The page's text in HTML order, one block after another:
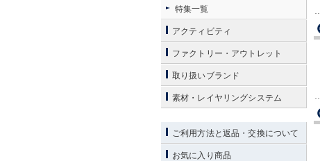
特集一覧
アクティビティ
ファクトリー・アウトレット
取り扱いブランド
素材・レイヤリングシステム
ご利用方法と返品・交換について
お気に入り商品